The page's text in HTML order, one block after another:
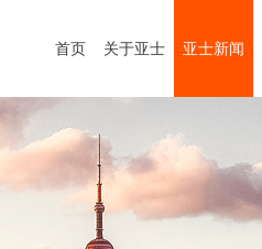
首页 关于亚士 亚士新闻